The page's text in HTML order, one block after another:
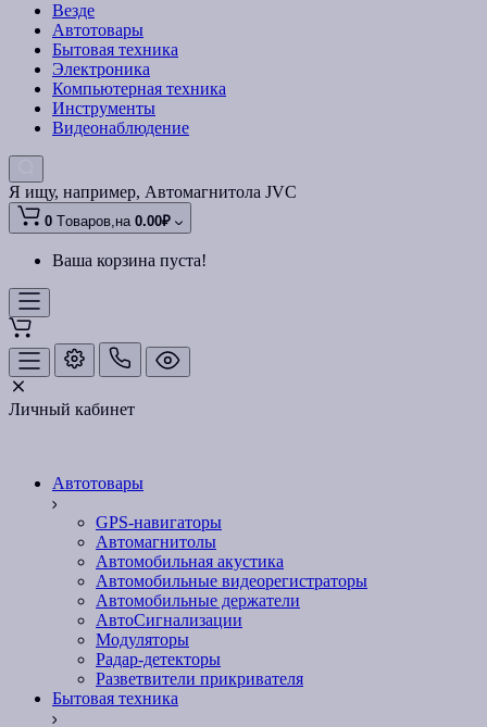
Везде
Автотовары
Бытовая техника
Электроника
Компьютерная техника
Инструменты
Видеонаблюдение
Я ищу, например, Автомагнитола JVC
0 Tоваров,на 0.00₽
Ваша корзина пуста!
Личный кабинет
Автотовары
GPS-навигаторы
Автомагнитолы
Автомобильная акустика
Автомобильные видеорегистраторы
Автомобильные держатели
АвтоСигнализации
Модуляторы
Радар-детекторы
Разветвители прикривателя
Бытовая техника